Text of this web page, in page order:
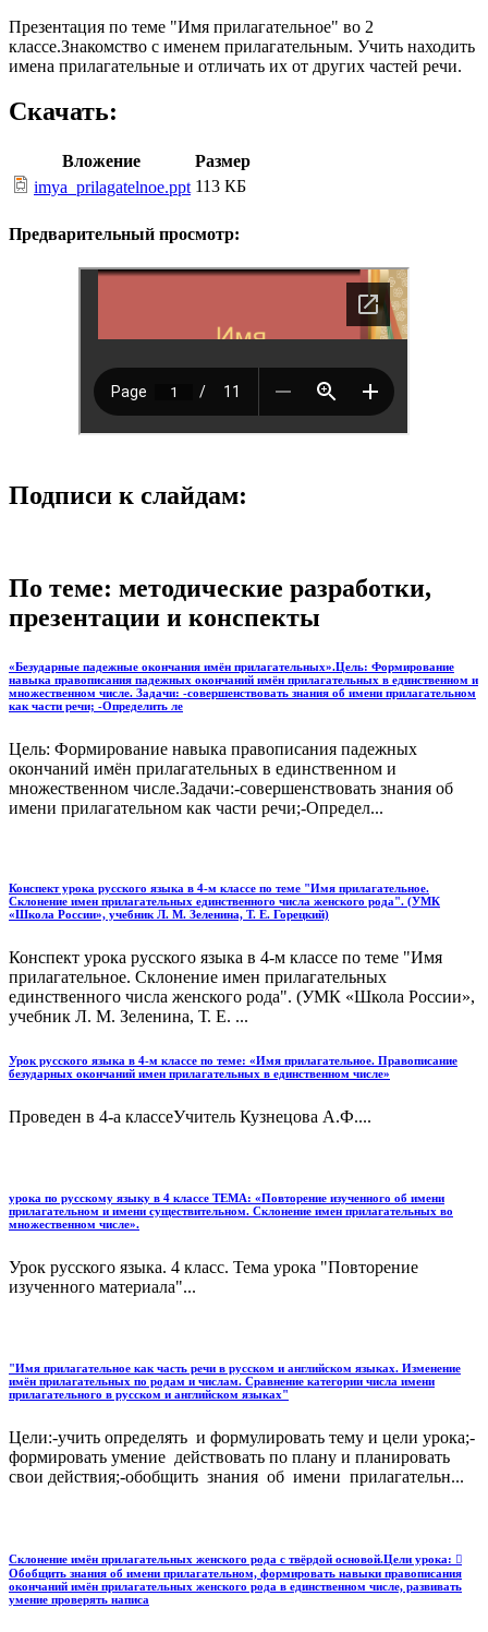
Презентация по теме "Имя прилагательное" во 2
классе.Знакомство с именем прилагательным. Учить находить
имена прилагательные и отличать их от других частей речи.
Скачать:
Вложение
Размер
imya_prilagatelnoe.ppt 113 КБ
Предварительный просмотр:
Подписи к слайдам:
По теме: методические разработки,
презентации и конспекты
«Безударные падежные окончания имён прилагательных».Цель: Формирование
навыка правописания падежных окончаний имён прилагательных в единственном и
множественном числе. Задачи: -совершенствовать знания об имени прилагательном
как части речи; -Определить ле
Цель: Формирование навыка правописания падежных
окончаний имён прилагательных в единственном и
множественном числе.Задачи:-совершенствовать знания об
имени прилагательном как части речи;-Определ...
Конспект урока русского языка в 4-м классе по теме "Имя прилагательное.
Склонение имен прилагательных единственного числа женского рода". (УМК
«Школа России», учебник Л. М. Зеленина, Т. Е. Горецкий)
Конспект урока русского языка в 4-м классе по теме "Имя
прилагательное. Склонение имен прилагательных
единственного числа женского рода". (УМК «Школа России»,
учебник Л. М. Зеленина, Т. Е. ...
Урок русского языка в 4-м классе по теме: «Имя прилагательное. Правописание
безударных окончаний имен прилагательных в единственном числе»
Проведен в 4-а классеУчитель Кузнецова А.Ф....
урока по русскому языку в 4 классе ТЕМА: «Повторение изученного об имени
прилагательном и имени существительном. Склонение имен прилагательных во
множественном числе».
Урок русского языка. 4 класс. Тема урока "Повторение
изученного материала"...
"Имя прилагательное как часть речи в русском и английском языках. Изменение
имён прилагательных по родам и числам. Сравнение категории числа имени
прилагательного в русском и английском языках"
Цели:-учить определять и формулировать тему и цели урока;-
формировать умение действовать по плану и планировать
свои действия;-обобщить знания об имени прилагательн...
Склонение имён прилагательных женского рода с твёрдой основой.Цели урока: 
Обобщить знания об имени прилагательном, формировать навыки правописания
окончаний имён прилагательных женского рода в единственном числе, развивать
умение проверять написа